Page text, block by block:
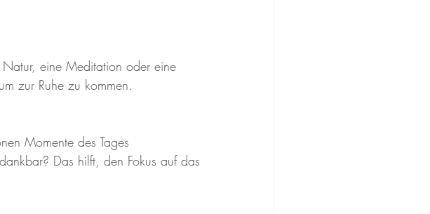
eine Meditation oder eine
zur Ruhe zu kommen.
Momente des Tages
Das hilft, den Fokus auf das